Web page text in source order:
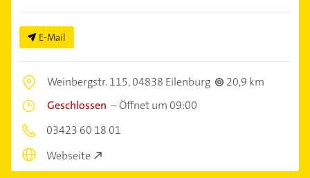
E-Mail
Weinbergstr. 115,04838 Eilenburg
20,9 km
Geschlossen –Öffnet um 09:00
03423 60 18 01
Webseite